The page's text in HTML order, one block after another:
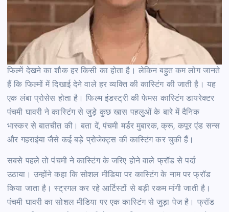
फिल्में देखने का शौक हर किसी का होता है। लेकिन बहुत कम लोग जानते
हैं कि फिल्मों में दिखाई देने वाले हर व्यक्ति की कास्टिंग की जाती है। यह
एक लंबा प्रोसेस होता है। फिल्म इंडस्ट्री की फेमस कास्टिंग डायरेक्टर
पंचमी घावरी ने कास्टिंग से जुड़े कुछ खास पहलुओं के बारे में दैनिक
भास्कर से बातचीत की। बता दें, पंचमी मर्डर मुबारक, क्रू, कपूर एंड सन्स
और गहराइंया जैसे कई बड़े प्रोजेक्ट्स की कास्टिंग कर चुकी हैं।
सबसे पहले तो पंचमी ने कास्टिंग के जरिए होने वाले फ्रॉड से पर्दा
उठाया। उन्होंने कहा कि सोशल मीडिया पर कास्टिंग के नाम पर फ्रॉड
किया जाता है। स्ट्रगल कर रहे आर्टिस्टों से बड़ी रकम मांगी जाती है।
पंचमी घावरी का सोशल मीडिया पर एक कास्टिंग से जुड़ा पेज है। फ्रॉड